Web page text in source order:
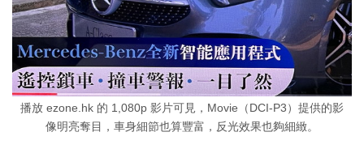
播放 ezone.hk 的 1,080p 影片可見，Movie（DCI-P3）提供的影
像明亮奪目，車身細節也算豐富，反光效果也夠細緻。